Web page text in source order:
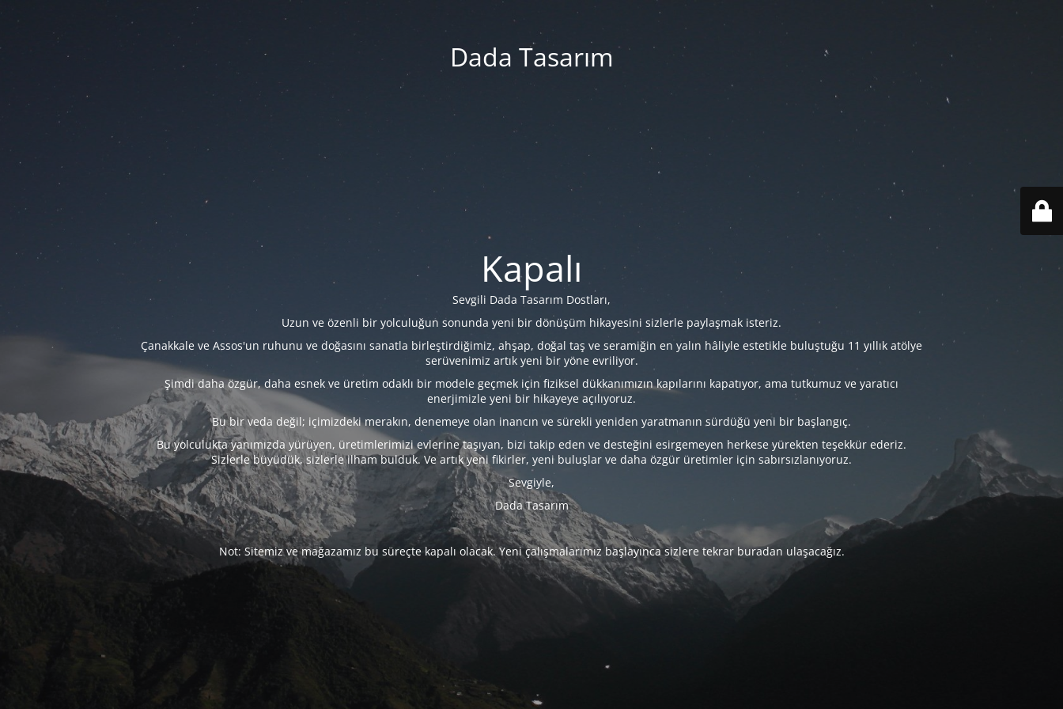
Dada Tasarım
Kapalı
Sevgili Dada Tasarım Dostları,
Uzun ve özenli bir yolculuğun sonunda yeni bir dönüşüm hikayesini sizlerle paylaşmak isteriz.
Çanakkale ve Assos'un ruhunu ve doğasını sanatla birleştirdiğimiz, ahşap, doğal taş ve seramiğin en yalın hâliyle estetikle buluştuğu 11 yıllık atölye
serüvenimiz artık yeni bir yöne evriliyor.
Şimdi daha özgür, daha esnek ve üretim odaklı bir modele geçmek için fiziksel dükkanımızın kapılarını kapatıyor, ama tutkumuz ve yaratıcı
enerjimizle yeni bir hikayeye açılıyoruz.
Bu bir veda değil; içimizdeki merakın, denemeye olan inancın ve sürekli yeniden yaratmanın sürdüğü yeni bir başlangıç.
Bu yolculukta yanımızda yürüyen, üretimlerimizi evlerine taşıyan, bizi takip eden ve desteğini esirgemeyen herkese yürekten teşekkür ederiz.
Sizlerle büyüdük, sizlerle ilham bulduk. Ve artık yeni fikirler, yeni buluşlar ve daha özgür üretimler için sabırsızlanıyoruz.
Sevgiyle,
Dada Tasarım
Not: Sitemiz ve mağazamız bu süreçte kapalı olacak. Yeni çalışmalarımız başlayınca sizlere tekrar buradan ulaşacağız.